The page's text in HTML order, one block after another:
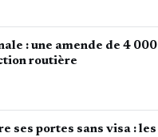
: une amende de 4 000
routière
ses portes sans visa : les